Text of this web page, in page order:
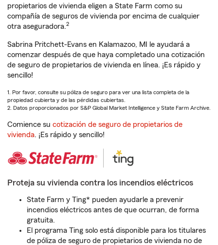
propietarios de vivienda eligen a State Farm como su
compañía de seguros de vivienda por encima de cualquier
otra aseguradora.2
Sabrina Pritchett-Evans en Kalamazoo, MI le ayudará a
comenzar después de que haya completado una cotización
de seguro de propietarios de vivienda en línea. ¡Es rápido y
sencillo!
1. Por favor, consulte su póliza de seguro para ver una lista completa de la
propiedad cubierta y de las pérdidas cubiertas.
2. Datos proporcionados por S&P Global Market Intelligence y State Farm Archive.
Comience su cotización de seguro de propietarios de
vivienda. ¡Es rápido y sencillo!
Proteja su vivienda contra los incendios eléctricos
State Farm y Ting* pueden ayudarle a prevenir
incendios eléctricos antes de que ocurran, de forma
gratuita.
El programa Ting solo está disponible para los titulares
de póliza de seguro de propietarios de vivienda no de